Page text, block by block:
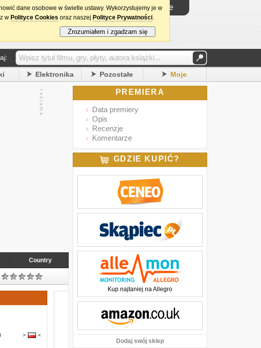
Logowanie
Elektronika Pozostałe Moje
Country
PREMIERA
Data premiery
Opis
Recenzje
Komentarze
GDZIE KUPIĆ?
Kup najtaniej na Allegro
Dodaj swój sklep
dane osobowe w świetle ustawy. Wykorzystujemy je w
w Polityce Cookies oraz naszej Polityce Prywatności.
Zrozumiałem i zgadzam się